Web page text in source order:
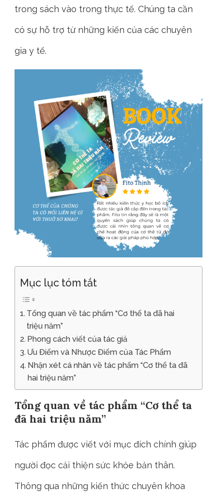
trong sách vào trong thực tế. Chúng ta cần
có sự hỗ trợ từ những kiến của các chuyên
gia y tế.
Mục lục tóm tắt
Tổng quan về tác phẩm “Cơ thể ta đã hai
triệu năm”
Phong cách viết của tác giả
Ưu Điểm và Nhược Điểm của Tác Phẩm
Nhận xét cá nhân về tác phẩm “Cơ thể ta đã
hai triệu năm”
Tổng quan về tác phẩm “Cơ thể ta
đã hai triệu năm”
Tác phẩm được viết với mục đích chính giúp
người đọc cải thiện sức khỏe bản thân.
Thông qua những kiến thức chuyên khoa